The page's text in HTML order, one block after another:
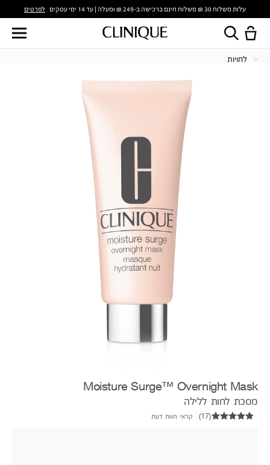
עלות משלוח 30 ₪ משלוח חינם ברכישה ב-249 ₪ ומעלה | עד 14 ימי עסקים לפרטים
לחויות
Moisture Surge™ Overnight Mask
מסכת לחות ללילה
(
17
) קראי חוות דעת